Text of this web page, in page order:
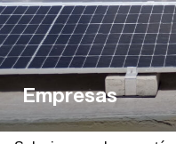
Empresas